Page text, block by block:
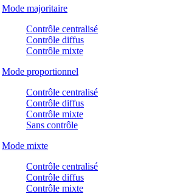
Mode majoritaire
Contrôle centralisé
Contrôle diffus
Contrôle mixte
Mode proportionnel
Contrôle centralisé
Contrôle diffus
Contrôle mixte
Sans contrôle
Mode mixte
Contrôle centralisé
Contrôle diffus
Contrôle mixte